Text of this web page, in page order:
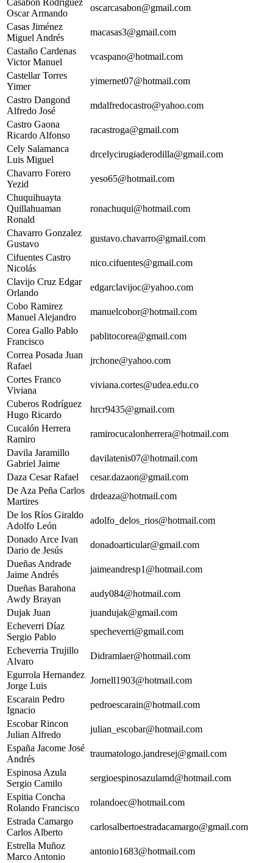
Casabon Rodriguez
Oscar Armando
oscarcasabon@gmail.com
Casas Jiménez
Miguel Andrés
macasas3@gmail.com
Castaño Cardenas
Victor Manuel
vcaspano@hotmail.com
Castellar Torres
Yimer
yimernet07@hotmail.com
Castro Dangond
Alfredo José
mdalfredocastro@yahoo.com
Castro Gaona
Ricardo Alfonso
racastroga@gmail.com
Cely Salamanca
Luis Miguel
drcelycirugiaderodilla@gmail.com
Chavarro Forero
Yezid
yeso65@hotmail.com
Chuquihuayta
Quillahuaman
Ronald
ronachuqui@hotmail.com
Chavarro Gonzalez
Gustavo
gustavo.chavarro@gmail.com
Cifuentes Castro
Nicolás
nico.cifuentes@gmail.com
Clavijo Cruz Edgar
Orlando
edgarclavijoc@yahoo.com
Cobo Ramirez
Manuel Alejandro
manuelcobor@hotmail.com
Corea Gallo Pablo
Francisco
pablitocorea@gmail.com
Correa Posada Juan
Rafael
jrchone@yahoo.com
Cortes Franco
Viviana
viviana.cortes@udea.edu.co
Cuberos Rodríguez
Hugo Ricardo
hrcr9435@gmail.com
Cucalón Herrera
Ramiro
ramirocucalonherrera@hotmail.com
Davila Jaramillo
Gabriel Jaime
davilatenis07@hotmail.com
Daza Cesar Rafael
cesar.dazaon@gmail.com
De Aza Peña Carlos
Martires
drdeaza@hotmail.com
De los Ríos Giraldo
Adolfo León
adolfo_delos_rios@hotmail.com
Donado Arce Ivan
Dario de Jesús
donadoarticular@gmail.com
Dueñas Andrade
Jaime Andrés
jaimeandresp1@hotmail.com
Dueñas Barahona
Awdy Brayan
audy084@hotmail.com
Dujak Juan
juandujak@gmail.com
Echeverri Díaz
Sergio Pablo
specheverri@gmail.com
Echeverria Trujillo
Alvaro
Didramlaer@hotmail.com
Egurrola Hernandez
Jorge Luis
Jornell1903@hotmail.com
Escarain Pedro
Ignacio
pedroescarain@hotmail.com
Escobar Rincon
Julian Alfredo
julian_escobar@hotmail.com
España Jacome José
Andrés
traumatologo.jandresej@gmail.com
Espinosa Azula
Sergio Camilo
sergioespinosazulamd@hotmail.com
Espitia Concha
Rolando Francisco
rolandoec@hotmail.com
Estrada Camargo
Carlos Alberto
carlosalbertoestradacamargo@gmail.com
Estrella Muñoz
Marco Antonio
antonio1683@hotmail.com